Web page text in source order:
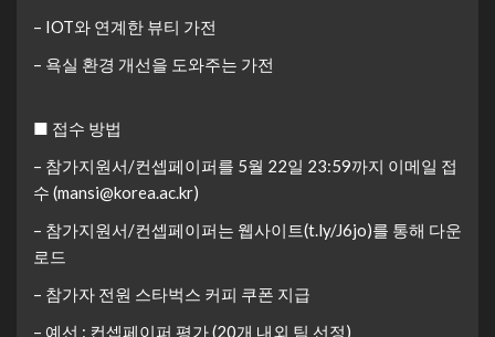
– IOT와 연계한 뷰티 가전
– 욕실 환경 개선을 도와주는 가전
■ 접수 방법
– 참가지원서/컨셉페이퍼를 5월 22일 23:59까지 이메일 접
수 (mansi@korea.ac.kr)
– 참가지원서/컨셉페이퍼는 웹사이트(t.ly/J6jo)를 통해 다운
로드
– 참가자 전원 스타벅스 커피 쿠폰 지급
– 예선 : 컨셉페이퍼 평가 (20개 내외 팀 선정)